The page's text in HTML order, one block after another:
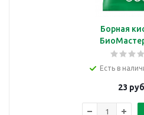
Борная
Есть в
23